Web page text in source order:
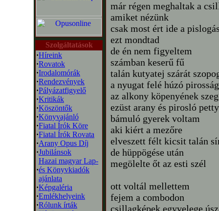
Szolgáltatások
·Híreink
·Rovatok
·Irodalomórák
·Rendezvények
·Pályázatfigyelő
·Kritikák
·Köszöntők
·Könyvajánló
·Fiatal Írók Köre
·Fiatal Írók Rovata
·Arany Opus Díj
·Jubilánsok
·
Hazai magyar Lap-
és Könyvkiadók
ajánlata
·Képgaléria
·Emlékhelyeink
·Rólunk írták
már régen meghaltak a
amiket nézünk
csak most ért ide a
ezt mondtad
de én nem figyeltem
számban keserű fű
talán kutyatej szárát
a nyugat felé húzó
az alkony köpenyének
ezüst arany és pirosló
bámuló gyerek voltam
aki kiért a mezőre
elveszett félt kicsit talán
de hüppögése után
megölelte őt az esti szél
ott voltál mellettem
fejem a combodon
csillagképek egyvelege